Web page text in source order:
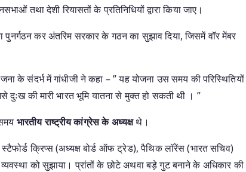
तथा देशी रियासतों के प्रतिनिधियों द्वारा किया जाए।
कर अंतरिम सरकार के गठन का सुझाव दिया, जिसमें वॉर मेंबर
के संदर्भ में गांधीजी ने कहा – ” यह योजना उस समय की परिस्थितियों
की मारी भारत भूमि यातना से मुक्त हो सकती थी । ”
भारतीय राष्ट्रीय कांग्रेस के अध्यक्षथे।
क्रिप्स (अध्यक्ष बोर्ड ऑफ ट्रेड), पैथिक लॉरेंस (भारत सचिव)
को सुझाया। प्रांतों के छोटे अथवा बड़े गुट बनाने के अधिकार की